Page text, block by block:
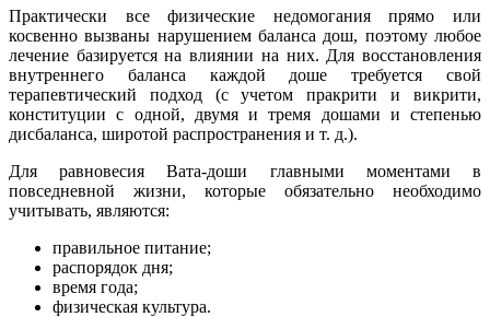
Практически все физические недомогания прямо или
косвенно вызваны нарушением баланса дош, поэтому любое
лечение базируется на влиянии на них. Для восстановления
внутреннего баланса каждой доше требуется свой
терапевтический подход (с учетом пракрити и викрити,
конституции с одной, двумя и тремя дошами и степенью
дисбаланса, широтой распространения и т. д.).
Для равновесия Вата-доши главными моментами в
повседневной жизни, которые обязательно необходимо
учитывать, являются:
правильное питание;
распорядок дня;
время года;
физическая культура.